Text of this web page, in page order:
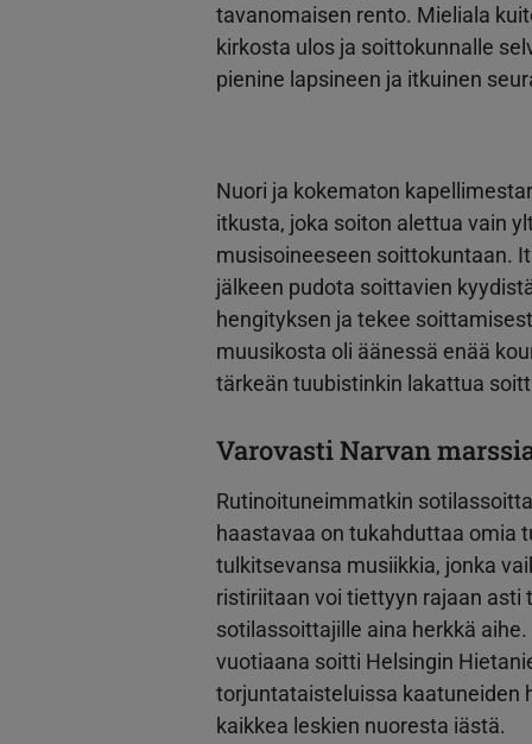
tavanomaisen rento. Mieliala
kirkosta ulos ja soittokunnalle
pienine lapsineen ja itkuinen
Nuori ja kokematon
itkusta, joka soiton alettua vain
musisoineeseen soittokuntaan.
jälkeen pudota soittavien
hengityksen ja tekee
muusikosta oli äänessä enää
tärkeän tuubistinkin lakattua
Varovasti Narvan
Rutinoituneimmatkin
haastavaa on tukahduttaa omia
tulkitsevansa musiikkia, jonka
ristiriitaan voi tiettyyn rajaan
sotilassoittajille aina herkkä
vuotiaana soitti Helsingin
torjuntataisteluissa kaatuneiden
kaikkea leskien nuoresta iästä.